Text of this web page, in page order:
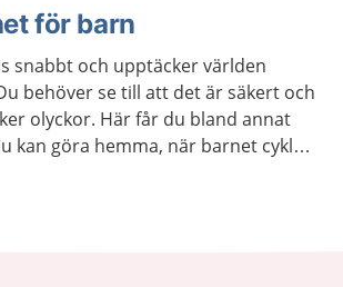
för barn
snabbt och upptäcker världen
behöver se till att det är säkert och
olyckor. Här får du bland annat
kan göra hemma, när barnet cyklar